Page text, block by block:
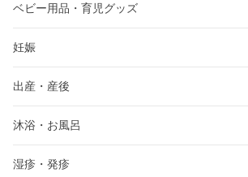
ベビー用品・育児グッズ
妊娠
出産・産後
沐浴・お風呂
湿疹・発疹